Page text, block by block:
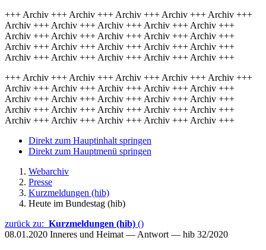
+++ Archiv +++ Archiv +++ Archiv +++ Archiv +++ Archiv +++
Archiv +++ Archiv +++ Archiv +++ Archiv +++ Archiv +++
Archiv +++ Archiv +++ Archiv +++ Archiv +++ Archiv +++
Archiv +++ Archiv +++ Archiv +++ Archiv +++ Archiv +++
Archiv +++ Archiv +++ Archiv +++ Archiv +++ Archiv +++
+++ Archiv +++ Archiv +++ Archiv +++ Archiv +++ Archiv +++
Archiv +++ Archiv +++ Archiv +++ Archiv +++ Archiv +++
Archiv +++ Archiv +++ Archiv +++ Archiv +++ Archiv +++
Archiv +++ Archiv +++ Archiv +++ Archiv +++ Archiv +++
Archiv +++ Archiv +++ Archiv +++ Archiv +++ Archiv +++
Direkt zum Hauptinhalt springen
Direkt zum Hauptmenü springen
Webarchiv
Presse
Kurzmeldungen (hib)
Heute im Bundestag (hib)
zurück zu: Kurzmeldungen (hib) ()
08.01.2020 Inneres und Heimat — Antwort — hib 32/2020